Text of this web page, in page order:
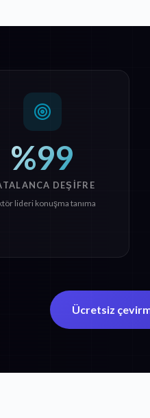
%99
DEŞIFRE
lideri konuşma tanıma
Ücretsiz